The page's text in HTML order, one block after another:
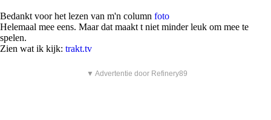
Bedankt voor het lezen van m'n column foto
Helemaal mee eens. Maar dat maakt t niet minder leuk om mee te
spelen.
Zien wat ik kijk: trakt.tv
▼ Advertentie door Refinery89